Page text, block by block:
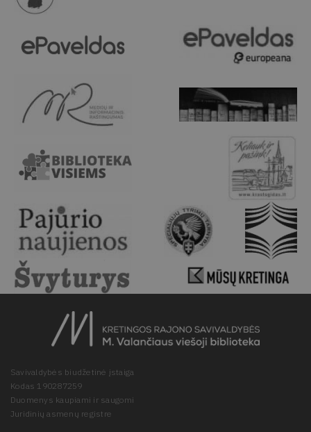
Savivaldybės biudžetinė įstaiga
Kodas 190287259
Duomenys kaupiami ir saugomi
Juridinių asmenų registre